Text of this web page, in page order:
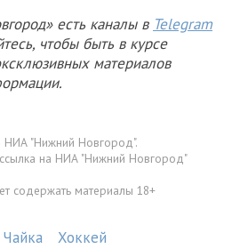
есть каналы в Telegram
чтобы быть в курсе
материалов
"Нижний Новгород".
на НИА "Нижний Новгород"
содержать материалы 18+
Хоккей